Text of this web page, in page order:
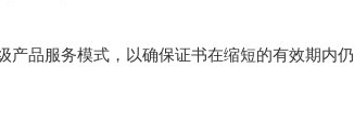
产品服务模式，以确保证书在缩短的有效期内仍